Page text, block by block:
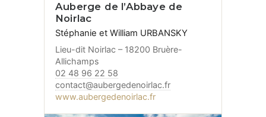
Auberge de l’Abbaye de
Noirlac
Stéphanie et William URBANSKY
Lieu-dit Noirlac – 18200 Bruère-
Allichamps
02 48 96 22 58
contact@aubergedenoirlac.fr
www.aubergedenoirlac.fr